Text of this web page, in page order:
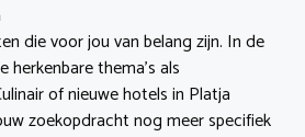
die voor jou van belang zijn. In de
herkenbare thema’s als
of nieuwe hotels in Platja
zoekopdracht nog meer specifiek